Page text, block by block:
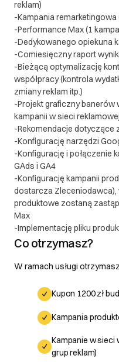
reklam)
-Kampania remarketingowa
-Performance Max (1
-Dedykowanego opiekuna
-Comiesięczny raport
-Bieżącą optymalizację
współpracy (kontrola
zmiany reklam itp.)
-Projekt graficzny banerów
kampanii w sieci
-Rekomendacje dotyczące
-Konfigurację narzędzi
-Konfigurację i połączenie
GAds i GA4
-Konfigurację kampanii
dostarcza Zleceniodawca),
produktowe zostaną
Max
-Implementację pliku
Co otrzymasz?
W ramach usługi
Kupon 1200 zł
Kampania
Kampanie w sieci
grup reklam)